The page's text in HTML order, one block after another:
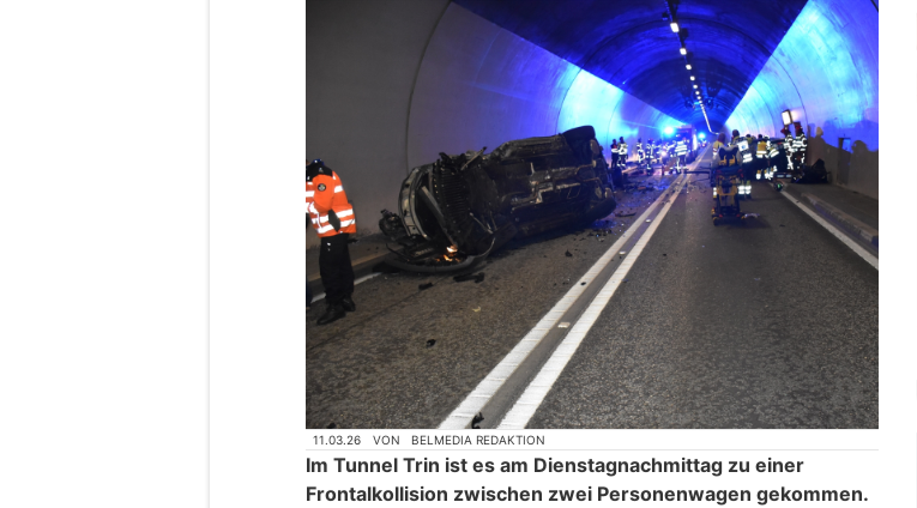
11.03.26 VON BELMEDIA REDAKTION
Im Tunnel Trin ist es am Dienstagnachmittag zu einer
Frontalkollision zwischen zwei Personenwagen gekommen.